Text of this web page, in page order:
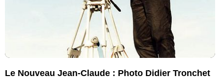
Le Nouveau Jean-Claude : Photo Didier Tronchet